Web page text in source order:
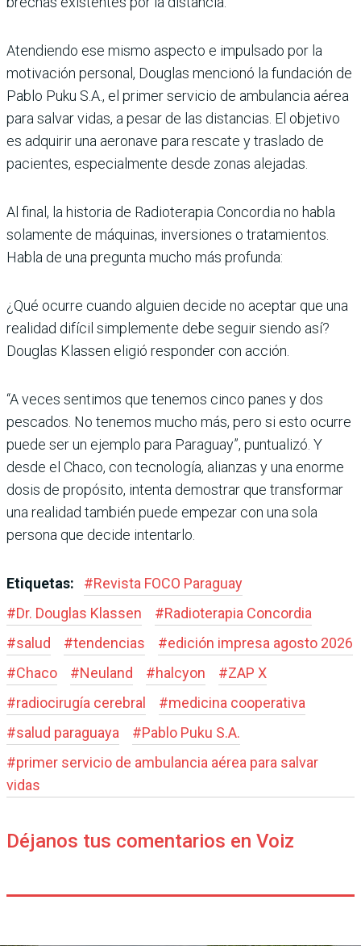
Atendiendo ese mismo aspecto e impulsado por la
motivación personal, Douglas mencionó la fundación de
Pablo Puku S.A., el primer servicio de ambulancia aérea
para salvar vidas, a pesar de las distancias. El objetivo
es adquirir una aeronave para rescate y traslado de
pacientes, especialmente desde zonas alejadas.
Al final, la historia de Radioterapia Concordia no habla
solamente de máquinas, inversiones o tratamientos.
Habla de una pregunta mucho más profunda:
¿Qué ocurre cuando alguien decide no aceptar que una
realidad difícil simplemente debe seguir siendo así?
Douglas Klassen eligió responder con acción.
“A veces sentimos que tenemos cinco panes y dos
pescados. No tenemos mucho más, pero si esto ocurre
puede ser un ejemplo para Paraguay”, puntualizó. Y
desde el Chaco, con tecnología, alianzas y una enorme
dosis de propósito, intenta demostrar que transformar
una realidad también puede empezar con una sola
persona que decide intentarlo.
Etiquetas: #Revista FOCO Paraguay
#Dr. Douglas Klassen #Radioterapia Concordia
#salud #tendencias #edición impresa agosto 2026
#Chaco #Neuland #halcyon #ZAP X
#radiocirugía cerebral #medicina cooperativa
#salud paraguaya #Pablo Puku S.A.
#primer servicio de ambulancia aérea para salvar
vidas
Déjanos tus comentarios en Voiz